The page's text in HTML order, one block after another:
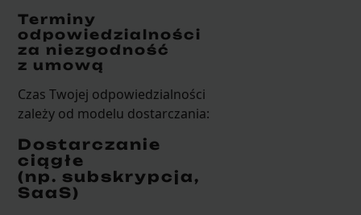
Terminy
odpowiedzialności
za niezgodność
z umową
Czas Twojej odpowiedzialności
zależy od modelu dostarczania:
Dostarczanie
ciągłe
(np. subskrypcja,
SaaS)